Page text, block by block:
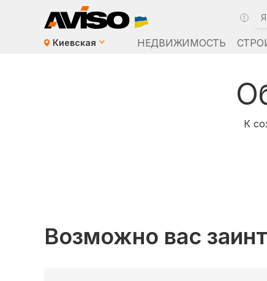
Киевская НЕДВИЖИМОСТЬ
К
Возможно вас